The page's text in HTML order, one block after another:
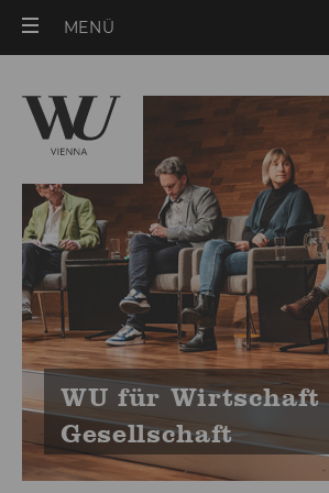
MENÜ
WU für Wirt­schaft
Ge­sell­schaft